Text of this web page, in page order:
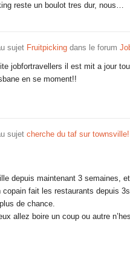
reste un boulot tres dur, nous…
sujet Fruitpicking dans le forum
jobfortravellers il est mit a jour
en se moment!!
sujet cherche du taf sur
depuis maintenant 3 semaines,
fait les restaurants depuis
de chance.
allez boire un coup ou autre